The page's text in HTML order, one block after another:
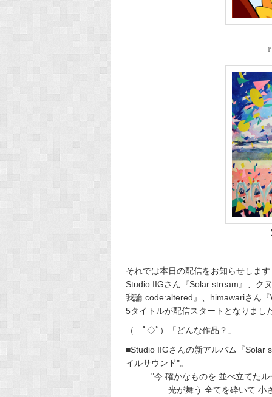
それでは本日の配信をお知らせしま
Studio IIGさん『Solar stream』、ク
我論 code:altered』、himawariさん
5タイトルが配信スタートとなりまし
（ ﾟ◇ﾟ）「どんな作品？」
■Studio IIGさんの新アルバム『Solar
イルサウンド"。
"今 確かなものを 並べ立てたル
光が舞う 全てを砕いて 小さ